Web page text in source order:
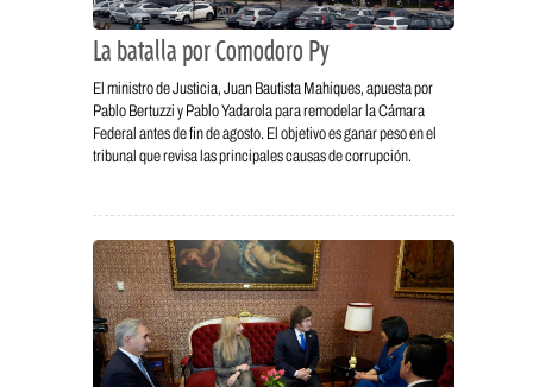
La batalla por Comodoro Py
El ministro de Justicia, Juan Bautista Mahiques, apuesta por
Pablo Bertuzzi y Pablo Yadarola para remodelar la Cámara
Federal antes de fin de agosto. El objetivo es ganar peso en el
tribunal que revisa las principales causas de corrupción.